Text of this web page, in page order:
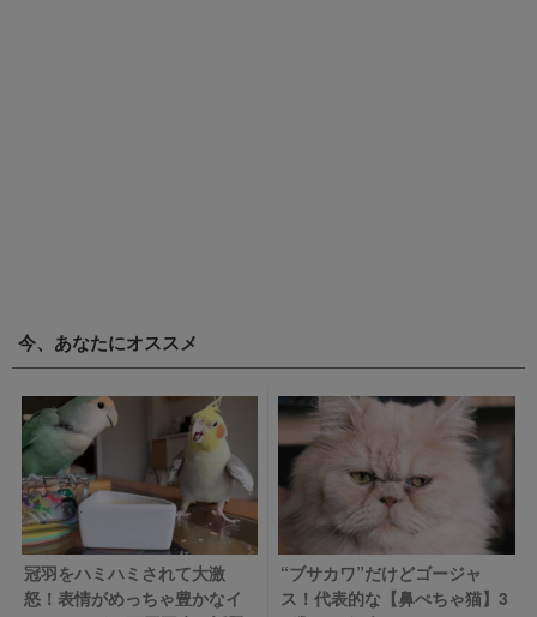
今、あなたにオススメ
冠羽をハミハミされて大激
怒！表情がめっちゃ豊かなイ
“ブサカワ”だけどゴージャ
ス！代表的な【鼻ぺちゃ猫】3